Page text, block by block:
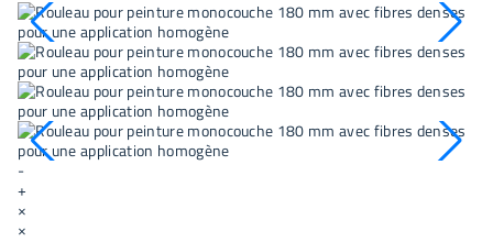
-
+
×
×